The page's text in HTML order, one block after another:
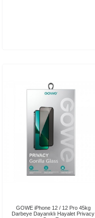
GOWE iPhone 12 / 12 Pro 45kg
Darbeye Dayanıklı Hayalet Privacy